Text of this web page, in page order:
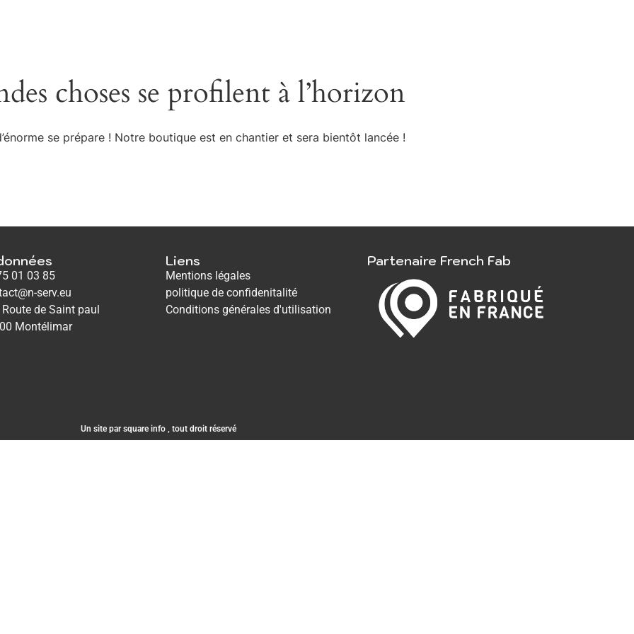
choses se profilent à l’horizon
se prépare ! Notre boutique est en chantier et sera bientôt lancée !
01 03 85
serv.eu
de Saint paul
Montélimar
Liens
Mentions légales
politique de confidenitalité
Conditions générales d'utilisation
Partenaire French Fab
Un site par square info , tout droit réservé